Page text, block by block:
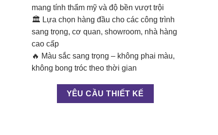
mang tính thẩm mỹ và độ bền vượt trội
🏛️ Lựa chọn hàng đầu cho các công trình
sang trọng, cơ quan, showroom, nhà hàng
cao cấp
🔥 Màu sắc sang trọng – không phai màu,
không bong tróc theo thời gian
YÊU CẦU THIẾT KẾ